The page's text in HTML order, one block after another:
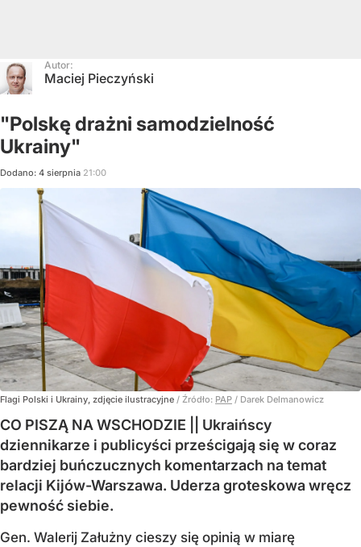
Autor:
Maciej Pieczyński
"Polskę drażni samodzielność
Ukrainy"
Dodano: 4 sierpnia 21:00
Flagi Polski i Ukrainy, zdjęcie ilustracyjne / Źródło: PAP / Darek Delmanowicz
CO PISZĄ NA WSCHODZIE || Ukraińscy
dziennikarze i publicyści prześcigają się w coraz
bardziej buńczucznych komentarzach na temat
relacji Kijów-Warszawa. Uderza groteskowa wręcz
pewność siebie.
Gen. Walerij Załużny cieszy się opinią w miarę